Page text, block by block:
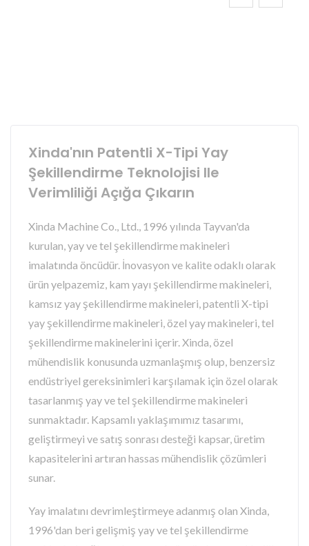
Xinda'nın Patentli X-Tipi Yay
Şekillendirme Teknolojisi Ile
Verimliliği Açığa Çıkarın
Xinda Machine Co., Ltd., 1996 yılında Tayvan'da
kurulan, yay ve tel şekillendirme makineleri
imalatında öncüdür. İnovasyon ve kalite odaklı olarak
ürün yelpazemiz, kam yayı şekillendirme makineleri,
kamsız yay şekillendirme makineleri, patentli X-tipi
yay şekillendirme makineleri, özel yay makineleri, tel
şekillendirme makinelerini içerir. Xinda, özel
mühendislik konusunda uzmanlaşmış olup, benzersiz
endüstriyel gereksinimleri karşılamak için özel olarak
tasarlanmış yay ve tel şekillendirme makineleri
sunmaktadır. Kapsamlı yaklaşımımız tasarımı,
geliştirmeyi ve satış sonrası desteği kapsar, üretim
kapasitelerini artıran hassas mühendislik çözümleri
sunar.
Yay imalatını devrimleştirmeye adanmış olan Xinda,
1996'dan beri gelişmiş yay ve tel şekillendirme